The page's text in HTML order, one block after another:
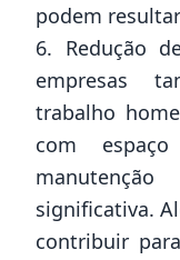
podem
6. Redução
empresas
trabalho
com
significativa.
contribuir